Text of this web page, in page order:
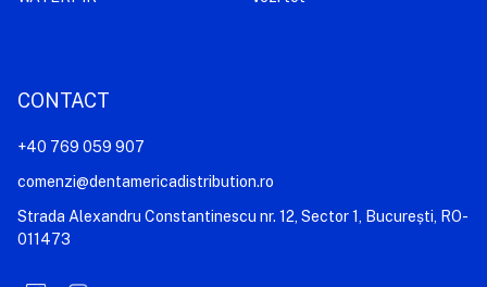
CONTACT
+40 769 059 907
comenzi@dentamericadistribution.ro
Strada Alexandru Constantinescu nr. 12, Sector 1, București, RO-
011473